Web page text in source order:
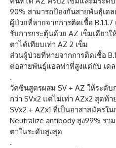
90% สามารถป้องกันสายพันธุ์เด
ผู้ป่วยที่หายจากการติดเชื้อ
รับการกระตุ้นด้วย AZ เข็มเดียว
ตาได้เทียบเท่า AZ 2 เข็ม
ส่วนผู้ป่วยที่หายจากการติดเชื้อ
ต่อสายพันธ์ุแอลฟาที่สูงแต่กับ เด
.
วัคซีนสูตรผสม SV + AZ ให้ระดั
กว่า SVx2 แต่ไม่เท่า AZx2 สุด
SVx2 + AZx1 ที่เป็นอาสาสมัคร
Neutralize antibody สูง99% รว
ตาในระดับสูงสุด
.